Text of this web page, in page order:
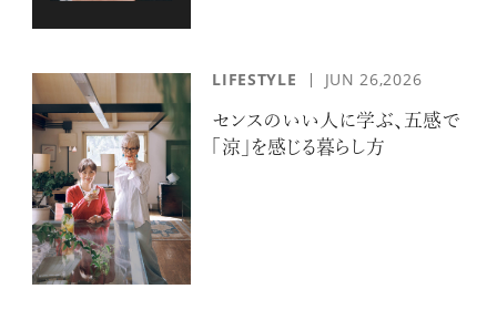
LIFESTYLE JUN 26,2026
センスのいい人に学ぶ、五感で
「涼」を感じる暮らし方